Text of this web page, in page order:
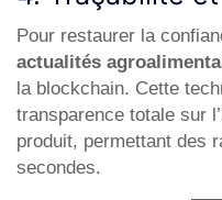
Pour restaurer la
actualités
la blockchain. Cette
transparence totale sur
produit, permettant des
secondes.